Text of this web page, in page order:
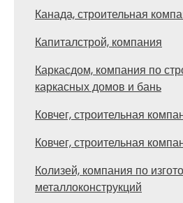
Канада, строительная
Капиталстрой, компания
Каркасдом, компания по
каркасных домов и бань
Ковчег, строительная
Ковчег, строительная
Колизей, компания по
металлоконструкций